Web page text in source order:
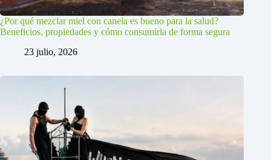
¿Por qué mezclar miel con canela es bueno para la salud?
Beneficios, propiedades y cómo consumirla de forma segura
23 julio, 2026